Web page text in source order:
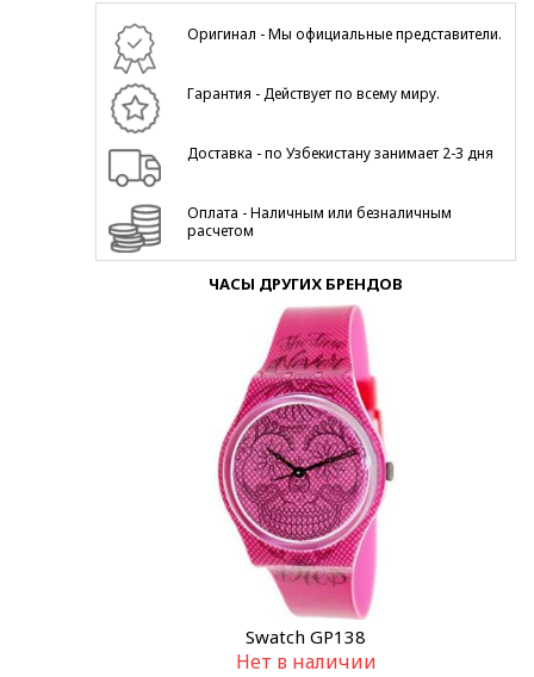
Оригинал - Мы официальные представители.
Гарантия - Действует по всему миру.
Доставка - по Узбекистану занимает 2-3 дня
Оплата - Наличным или безналичным
расчетом
ЧАСЫ ДРУГИХ БРЕНДОВ
Swatch GP138
Нет в наличии